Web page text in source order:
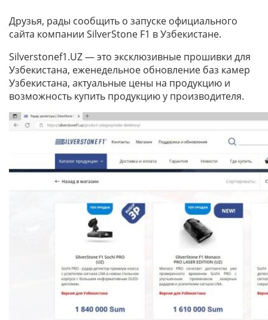
Друзья, рады сообщить о запуске официального
сайта компании SilverStone F1 в Узбекистане.
Silverstonef1.UZ — это эксклюзивные прошивки для
Узбекистана, еженедельное обновление баз камер
Узбекистана, актуальные цены на продукцию и
возможность купить продукцию у производителя.